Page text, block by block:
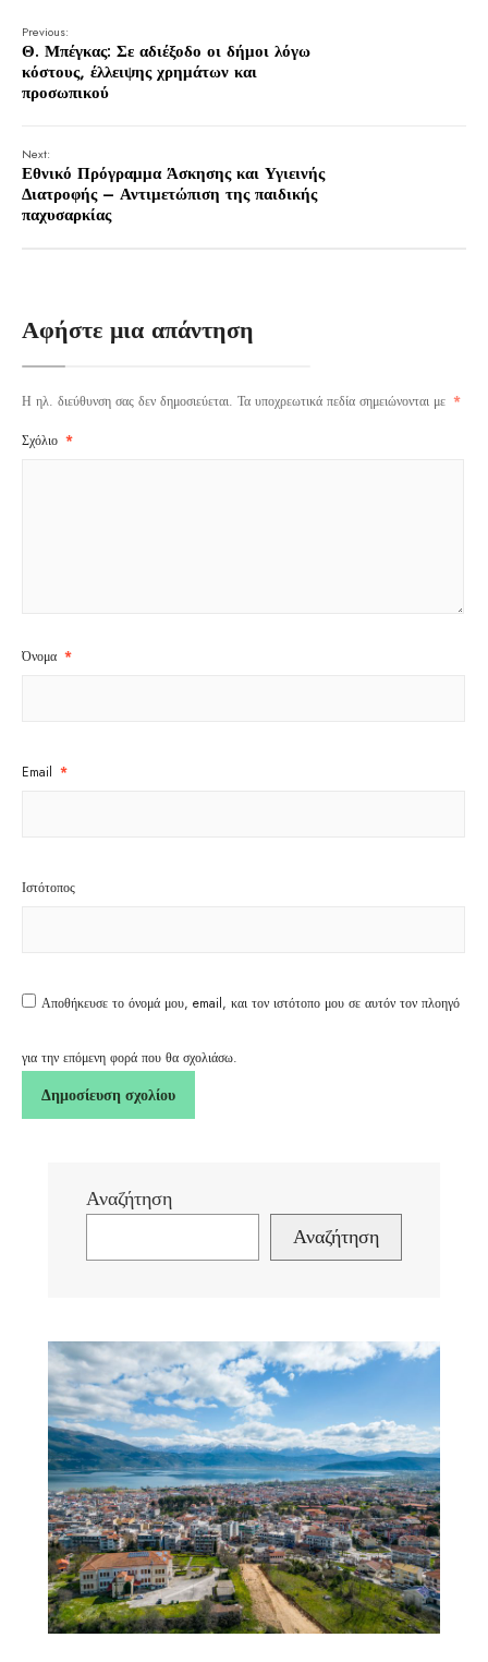
Previous:
Θ. Μπέγκας: Σε αδιέξοδο οι δήμοι λόγω
κόστους, έλλειψης χρημάτων και
προσωπικού
Next:
Εθνικό Πρόγραμμα Άσκησης και Υγιεινής
Διατροφής – Αντιμετώπιση της παιδικής
παχυσαρκίας
Αφήστε μια απάντηση
Η ηλ. διεύθυνση σας δεν δημοσιεύεται. Τα υποχρεωτικά πεδία σημειώνονται με *
Σχόλιο *
Όνομα *
Email *
Ιστότοπος
Αποθήκευσε το όνομά μου, email, και τον ιστότοπο μου σε αυτόν τον πλοηγό
για την επόμενη φορά που θα σχολιάσω.
Αναζήτηση
Αναζήτηση